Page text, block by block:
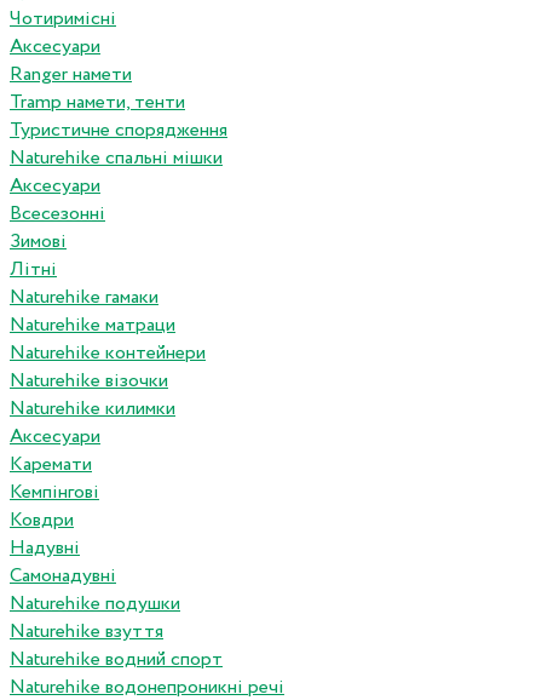
Чотиримісні
Аксесуари
Ranger намети
Tramp намети, тенти
Туристичне спорядження
Naturehike спальні мішки
Аксесуари
Всесезонні
Зимові
Літні
Naturehike гамаки
Naturehike матраци
Naturehike контейнери
Naturehike візочки
Naturehike килимки
Аксесуари
Каремати
Кемпінгові
Ковдри
Надувні
Самонадувні
Naturehike подушки
Naturehike взуття
Naturehike водний спорт
Naturehike водонепроникні речі